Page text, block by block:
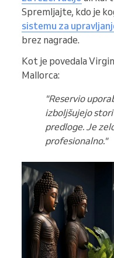
Spremljajte, kdo je
sistemu za
brez nagrade.
Kot je povedala
Mallorca:
"Reservio
izboljšujejo
predloge. Je
profesionalno."